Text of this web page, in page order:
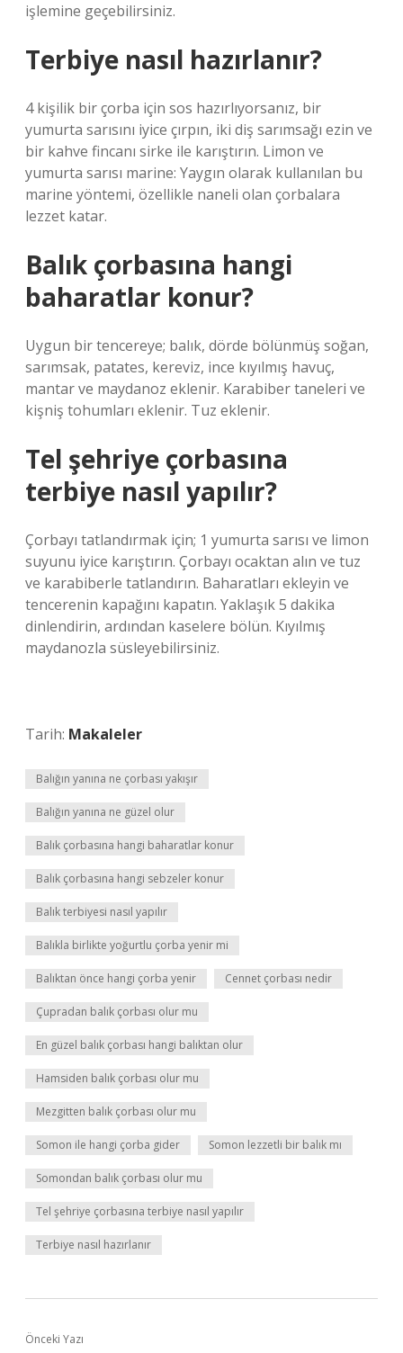
işlemine geçebilirsiniz.
Terbiye nasıl hazırlanır?
4 kişilik bir çorba için sos hazırlıyorsanız, bir
yumurta sarısını iyice çırpın, iki diş sarımsağı ezin ve
bir kahve fincanı sirke ile karıştırın. Limon ve
yumurta sarısı marine: Yaygın olarak kullanılan bu
marine yöntemi, özellikle naneli olan çorbalara
lezzet katar.
Balık çorbasına hangi
baharatlar konur?
Uygun bir tencereye; balık, dörde bölünmüş soğan,
sarımsak, patates, kereviz, ince kıyılmış havuç,
mantar ve maydanoz eklenir. Karabiber taneleri ve
kişniş tohumları eklenir. Tuz eklenir.
Tel şehriye çorbasına
terbiye nasıl yapılır?
Çorbayı tatlandırmak için; 1 yumurta sarısı ve limon
suyunu iyice karıştırın. Çorbayı ocaktan alın ve tuz
ve karabiberle tatlandırın. Baharatları ekleyin ve
tencerenin kapağını kapatın. Yaklaşık 5 dakika
dinlendirin, ardından kaselere bölün. Kıyılmış
maydanozla süsleyebilirsiniz.
Tarih: Makaleler
Balığın yanına ne çorbası yakışır
Balığın yanına ne güzel olur
Balık çorbasına hangi baharatlar konur
Balık çorbasına hangi sebzeler konur
Balık terbiyesi nasıl yapılır
Balıkla birlikte yoğurtlu çorba yenir mi
Balıktan önce hangi çorba yenir Cennet çorbası nedir
Çupradan balık çorbası olur mu
En güzel balık çorbası hangi balıktan olur
Hamsiden balık çorbası olur mu
Mezgitten balık çorbası olur mu
Somon ile hangi çorba gider Somon lezzetli bir balık mı
Somondan balık çorbası olur mu
Tel şehriye çorbasına terbiye nasıl yapılır
Terbiye nasıl hazırlanır
Önceki Yazı